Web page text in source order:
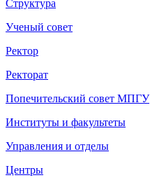
Структура
Ученый совет
Ректор
Ректорат
Попечительский совет МПГУ
Институты и факультеты
Управления и отделы
Центры